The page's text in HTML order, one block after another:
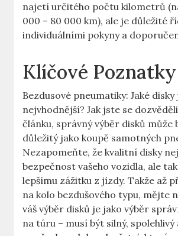
najetí určitého počtu kilometrů
000 – 80 000⁣ km), ⁤ale je důležité‍
individuálními pokyny a
Klíčové Poznatky
Bezdusové pneumatiky: Jaké disky
nejvhodnější? Jak jste se
článku, správný výběr disků může
důležitý ⁢jako koupě ​samotných
Nezapomeňte, že‌ kvalitní disky
bezpečnost vašeho vozidla, ale
⁤lepšímu ⁤zážitku z jízdy. ‌Takže až
na ‍kolo bezdušového typu, ⁤mějte
váš výběr ⁣disků je jako výběr
na túru – musí být‌ silný,